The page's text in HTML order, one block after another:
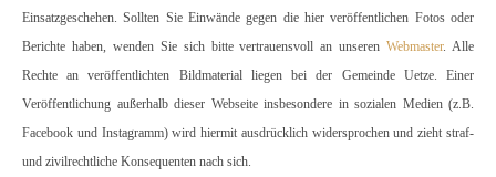
Einsatzgeschehen. Sollten Sie Einwände gegen die hier veröffentlichen Fotos oder
Berichte haben, wenden Sie sich bitte vertrauensvoll an unserenWebmaster. Alle
Rechte an veröffentlichten Bildmaterial liegen bei der Gemeinde Uetze. Einer
Veröffentlichung außerhalb dieser Webseite insbesondere in sozialen Medien (z.B.
Facebook und Instagramm) wird hiermit ausdrücklich widersprochen und zieht straf-
und zivilrechtliche Konsequenten nach sich.